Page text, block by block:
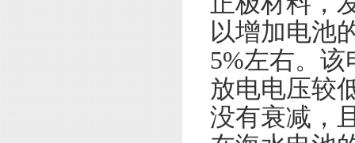
以增加电池
5%左右。该
放电电压较
没有衰减，